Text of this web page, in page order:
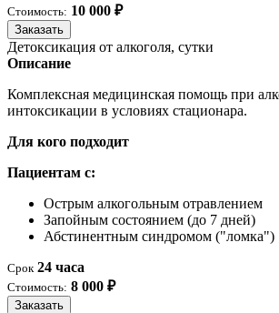
Стоимость: 10 000 ₽
Заказать
Детоксикация от алкоголя, сутки
Описание
Комплексная медицинская помощь при
интоксикации в условиях стационара.
Для кого подходит
Пациентам с:
Острым алкогольным отравлением
Запойным состоянием (до 7 дней)
Абстинентным синдромом ("ломка")
Срок 24 часа
Стоимость: 8 000 ₽
Заказать